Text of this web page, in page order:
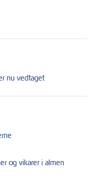
nu vedtaget
og vikarer i almen